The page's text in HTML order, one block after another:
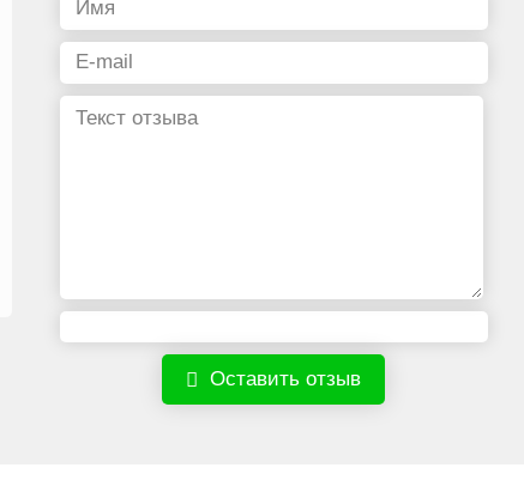
Оставить отзыв